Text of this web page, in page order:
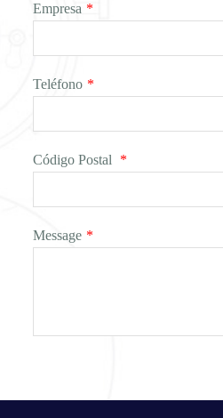
Empresa *
Teléfono *
Código Postal *
Message *